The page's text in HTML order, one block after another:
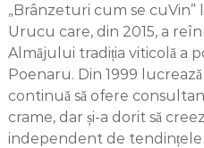
„Brânzeturi cum se
Urucu care, din 2015, a
Almăjului tradiția viticolă a
Poenaru. Din 1999
continuă să ofere
crame, dar și-a dorit să
independent de tendințele